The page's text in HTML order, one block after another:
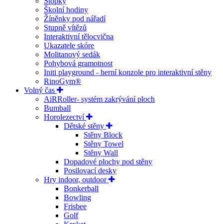
Školní hodiny
Žíněnky pod nářadí
Stupně vítězů
Interaktivní tělocvična
Ukazatele skóre
Molitanový sedák
Pohybová gramotnost
Initi playground - herní konzole pro interaktivní stěny
RinoGym®
Volný čas
AiRRoller- systém zakrývání ploch
Bumball
Horolezectví
Dětské stěny
Stěny Block
Stěny Towel
Stěny Wall
Dopadové plochy pod stěny
Posilovací desky
Hry indoor, outdoor
Bonkerball
Bowling
Frisbee
Golf